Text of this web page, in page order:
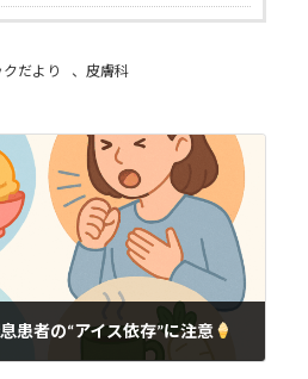
だより 、皮膚科
患者の“アイス依存”に注意